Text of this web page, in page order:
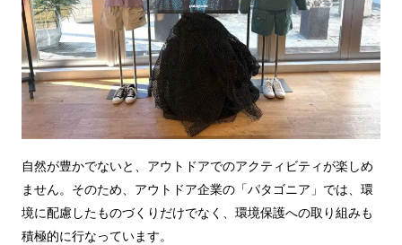
自然が豊かでないと、アウトドアでのアクティビティが楽しめ
ません。そのため、アウトドア企業の「パタゴニア」では、環
境に配慮したものづくりだけでなく、環境保護への取り組みも
積極的に行なっています。